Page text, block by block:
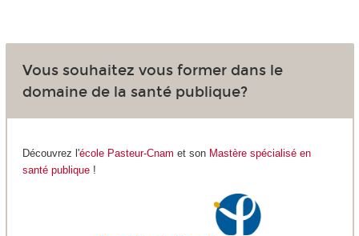
Vous souhaitez vous former dans le
domaine de la santé publique?
Découvrez l'école Pasteur-Cnam et son Mastère spécialisé en
santé publique!